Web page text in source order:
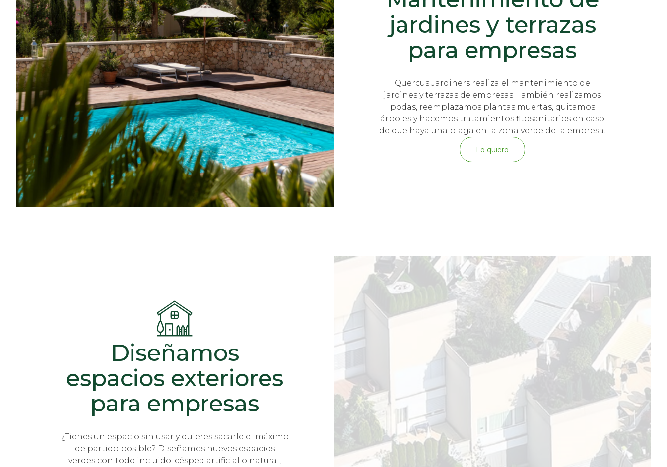
jardines y terrazas
para empresas
Quercus Jardiners realiza el mantenimiento de
jardines y terrazas de empresas. También realizamos
podas, reemplazamos plantas muertas, quitamos
árboles y hacemos tratamientos fitosanitarios en caso
de que haya una plaga en la zona verde de la empresa.
Lo quiero
Diseñamos
espacios exteriores
para empresas
¿Tienes un espacio sin usar y quieres sacarle el máximo
de partido posible? Diseñamos nuevos espacios
verdes con todo incluido: césped artificial o natural,